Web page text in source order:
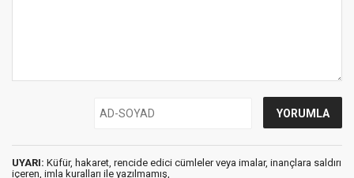
UYARI: Küfür, hakaret, rencide edici cümleler veya imalar, inançlara saldırı
içeren, imla kuralları ile yazılmamış,